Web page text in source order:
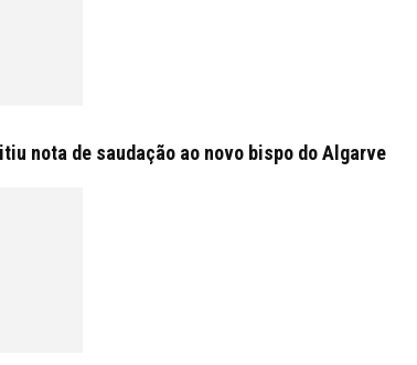
nota de saudação ao novo bispo do Algarve